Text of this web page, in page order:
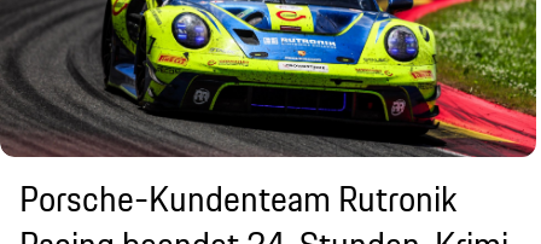
Porsche-Kundenteam Rutronik